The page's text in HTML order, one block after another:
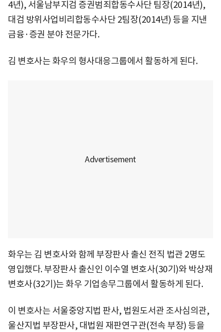
4년), 서울남부지검 증권범죄합동수사단 팀장(2014년),
대검 방위사업비리합동수사단 2팀장(2014년) 등을 지낸
금융·증권 분야 전문가다.
김 변호사는 화우의 형사대응그룹에서 활동하게 된다.
화우는 김 변호사와 함께 부장판사 출신 전직 법관 2명도
영입했다. 부장판사 출신인 이수열 변호사(30기)와 박상재
변호사(32기)는 화우 기업송무그룹에서 활동하게 된다.
이 변호사는 서울중앙지법 판사, 법원도서관 조사심의관,
울산지법 부장판사, 대법원 재판연구관(전속 부장) 등을